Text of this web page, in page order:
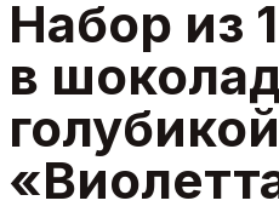
Набор из
в
голубикой